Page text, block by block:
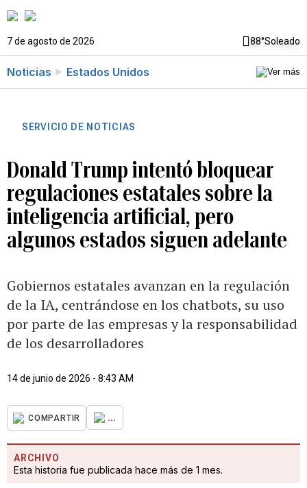
7 de agosto de 2026 88°Soleado
Noticias Estados Unidos
SERVICIO DE NOTICIAS
Donald Trump intentó bloquear
regulaciones estatales sobre la
inteligencia artificial, pero
algunos estados siguen adelante
Gobiernos estatales avanzan en la regulación
de la IA, centrándose en los chatbots, su uso
por parte de las empresas y la responsabilidad
de los desarrolladores
14 de junio de 2026 - 8:43 AM
COMPARTIR ...
ARCHIVO
Esta historia fue publicada hace más de 1 mes.